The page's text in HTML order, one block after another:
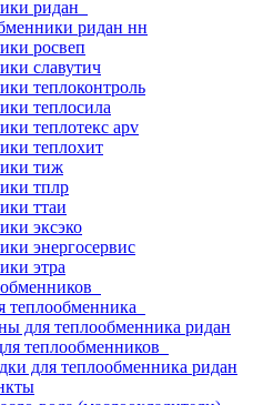
ридан
ридан нн
росвеп
славутич
теплоконтроль
теплосила
теплотекс apv
теплохит
тиж
тплр
ттаи
эксэко
энергосервис
этра
теплообменника
для теплообменника ридан
теплообменников
для теплообменника ридан